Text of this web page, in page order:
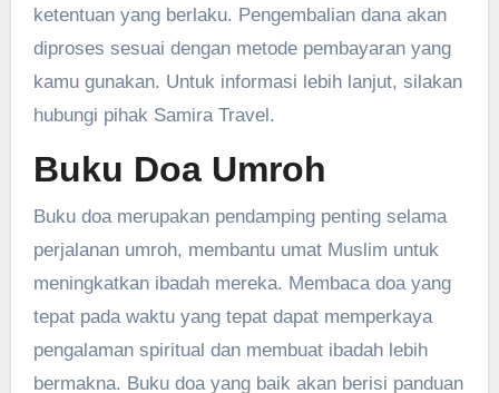
ketentuan yang berlaku. Pengembalian dana akan
diproses sesuai dengan metode pembayaran yang
kamu gunakan. Untuk informasi lebih lanjut, silakan
hubungi pihak Samira Travel.
Buku Doa Umroh
Buku doa merupakan pendamping penting selama
perjalanan umroh, membantu umat Muslim untuk
meningkatkan ibadah mereka. Membaca doa yang
tepat pada waktu yang tepat dapat memperkaya
pengalaman spiritual dan membuat ibadah lebih
bermakna. Buku doa yang baik akan berisi panduan